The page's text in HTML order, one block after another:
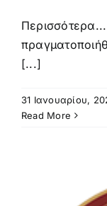
[...]
31 Ιανουαρίου,
Read More